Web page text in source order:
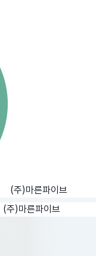
(주)마른파이브
(주)마른파이브